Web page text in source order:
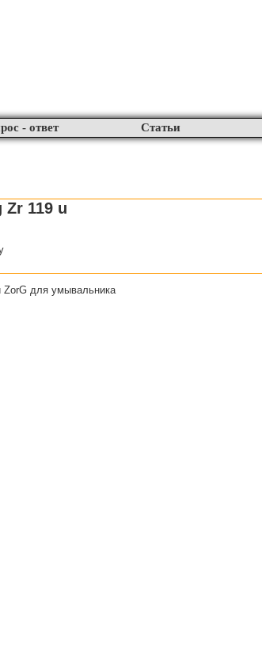
- ответ Статьи
119 u
ZorG для умывальника